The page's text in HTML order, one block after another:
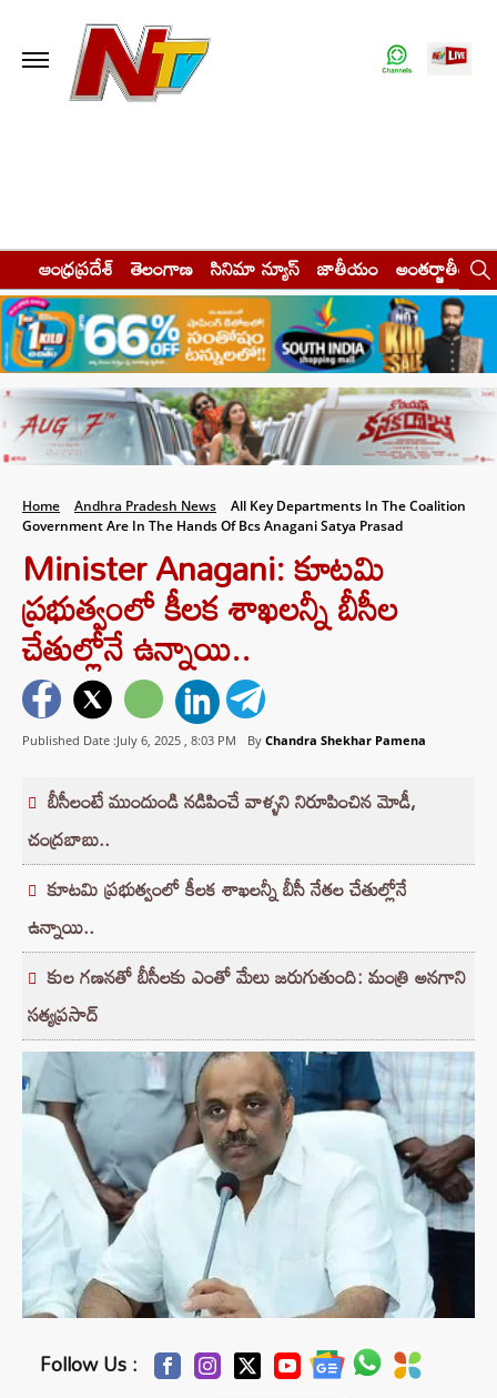
ఆంధ్రప్రదేశ్ తెలంగాణ సినిమా న్యూస్ జాతీయం అంతర్జాతీయం
Home Andhra Pradesh News
All Key Departments In The Coalition
Government Are In The Hands Of Bcs Anagani Satya Prasad
Minister Anagani: కూటమి
ప్రభుత్వంలో కీలక శాఖలన్నీ బీసీల
చేతుల్లోనే ఉన్నాయి‌‌..
Published Date :July 6, 2025 , 8:03 PM By Chandra Shekhar Pamena
బీసీలంటే ముందుండి నడిపించే వాళ్ళని నిరూపించిన మోడీ,
చంద్రబాబు..
కూటమి ప్రభుత్వంలో కీలక శాఖలన్నీ బీసీ నేతల చేతుల్లోనే
ఉన్నాయి‌‌..
కుల గణనతో బీసీలకు ఎంతో మేలు జరుగుతుంది: మంత్రి అనగాని
సత్యప్రసాద్
Follow Us :